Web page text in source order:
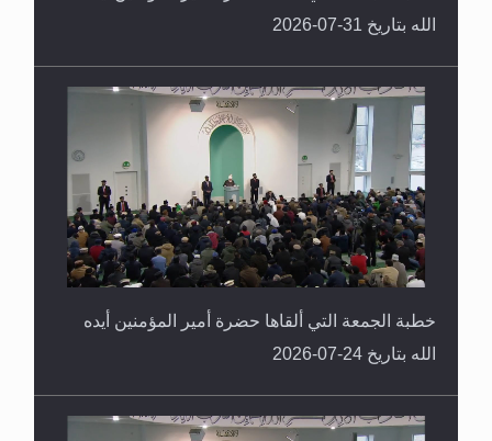
خطبة الجمعة التي ألقاها حضرة أمير المؤمنين أيده